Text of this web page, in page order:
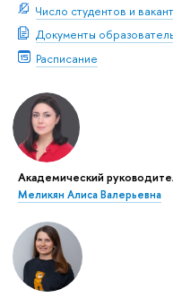
Число студентов и
Документы
Расписание
Академический
Меликян Алиса Валерьевна